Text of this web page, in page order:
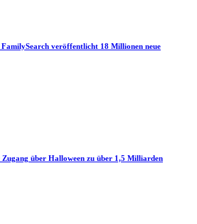
veröffentlicht 18 Millionen neue
über Halloween zu über 1,5 Milliarden